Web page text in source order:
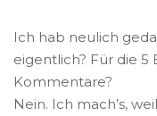
Ich hab neulich
eigentlich? Für die 5
Kommentare?
Nein. Ich mach’s,